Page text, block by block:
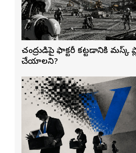
చంద్రుడిపై ఫ్యాక్టరీ కట్టడానికి మస్క్
చేయాలని?